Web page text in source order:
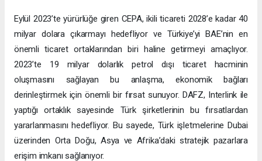
Eylül 2023’te yürürlüğe giren CEPA, ikili ticareti 2028’e kadar 40
milyar dolara çıkarmayı hedefliyor ve Türkiye’yi BAE’nin en
önemli ticaret ortaklarından biri haline getirmeyi amaçlıyor.
2023’te 19 milyar dolarlık petrol dışı ticaret hacminin
oluşmasını sağlayan bu anlaşma, ekonomik bağları
derinleştirmek için önemli bir fırsat sunuyor. DAFZ, Interlink ile
yaptığı ortaklık sayesinde Türk şirketlerinin bu fırsatlardan
yararlanmasını hedefliyor. Bu sayede, Türk işletmelerine Dubai
üzerinden Orta Doğu, Asya ve Afrika’daki stratejik pazarlara
erişim imkanı sağlanıyor.